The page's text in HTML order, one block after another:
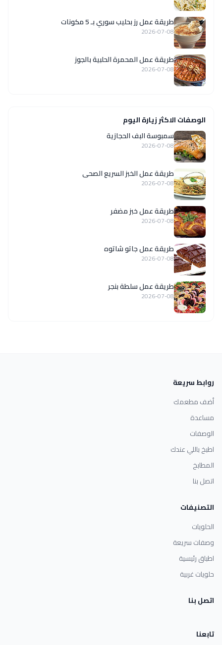
طريقة عمل رز بحليب سوري بـ 5 مكونات
2026-07-08
طريقة عمل المحمرة الحلبية بالجوز
2026-07-08
الوصفات الاكثر زيارة اليوم
سمبوسة البف الحجازية
2026-07-08
طريقة عمل الخبز السريع الصحى
2026-07-08
طريقة عمل خبز مضفر
2026-07-08
طريقة عمل جاتو شاتوه
2026-07-08
طريقة عمل سلطة بنجر
2026-07-08
روابط سريعة
أضف مطعمك
مساعدة
الوصفات
اطبخ باللي عندك
المطابخ
اتصل بنا
التصنيفات
الحلويات
وصفات سريعة
اطباق رئيسية
حلويات غربية
اتصل بنا
تابعنا